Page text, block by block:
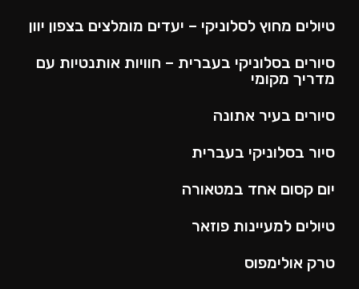
טיולים מחוץ לסלוניקי – יעדים מומלצים בצפון יוון
סיורים בסלוניקי בעברית – חוויות אותנטיות עם
מדריך מקומי
סיורים בעיר אתונה
סיור בסלוניקי בעברית
יום קסום אחד במטאורה
טיולים למעיינות פוזאר
טרק אולימפוס